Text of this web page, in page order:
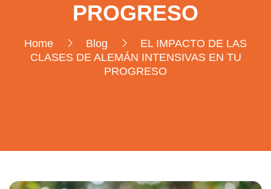
PROGRESO
Home Blog
EL IMPACTO DE LAS
CLASES DE ALEMÁN INTENSIVAS EN TU
PROGRESO